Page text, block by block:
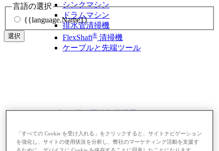
言語の選択
{{language.Name}}
選択
シンクマシン
ドラムマシン
排水管清掃機
FlexShaft® 清掃機
ケーブルと先端ツール
ねじ切り機・配管加工機器
ベベラー
ねじ切り機
「すべての Cookie を受け入れる」をクリックすると、サイトナビゲーション
を強化し、サイトの使用状況を分析し、弊社のマーケティング活動を支援す